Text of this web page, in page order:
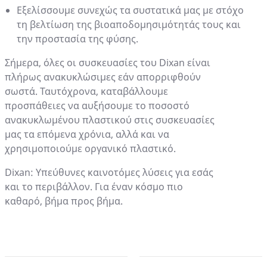
Εξελίσσουμε συνεχώς τα συστατικά μας με στόχο
τη βελτίωση της βιοαποδομησιμότητάς τους και
την προστασία της φύσης.
Σήμερα, όλες οι συσκευασίες του Dixan είναι
πλήρως ανακυκλώσιμες εάν απορριφθούν
σωστά. Ταυτόχρονα, καταβάλλουμε
προσπάθειες να αυξήσουμε το ποσοστό
ανακυκλωμένου πλαστικού στις συσκευασίες
μας τα επόμενα χρόνια, αλλά και να
χρησιμοποιούμε οργανικό πλαστικό.
Dixan: Υπεύθυνες καινοτόμες λύσεις για εσάς
και το περιβάλλον. Για έναν κόσμο πιο
καθαρό, βήμα προς βήμα.